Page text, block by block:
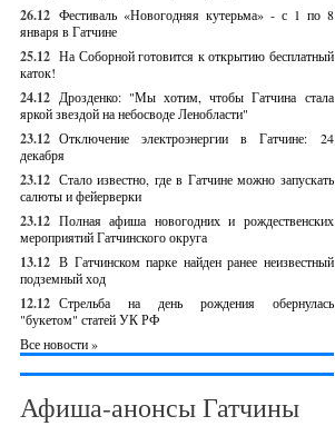
26.12 Фестиваль «Новогодняя кутерьма» - с 1 по 8
января в Гатчине
25.12 На Соборной готовится к открытию бесплатный
каток!
24.12 Дрозденко: "Мы хотим, чтобы Гатчина стала
яркой звездой на небосводе Ленобласти"
23.12 Отключение электроэнергии в Гатчине: 24
декабря
23.12 Стало известно, где в Гатчине можно запускать
салюты и фейерверки
23.12 Полная афиша новогодних и рождественских
мероприятий Гатчинского округа
13.12 В Гатчинском парке найден ранее неизвестный
подземный ход
12.12 Стрельба на день рождения обернулась
"букетом" статей УК РФ
Все новости »
Афиша-анонсы Гатчины